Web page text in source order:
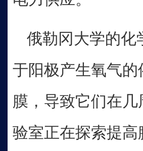
俄勒冈大学的化
于阳极产生氧气的
膜，导致它们在
验室正在探索提